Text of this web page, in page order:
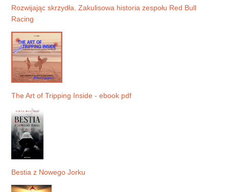
Rozwijając skrzydła. Zakulisowa historia zespołu Red Bull
Racing
The Art of Tripping Inside - ebook pdf
Bestia z Nowego Jorku